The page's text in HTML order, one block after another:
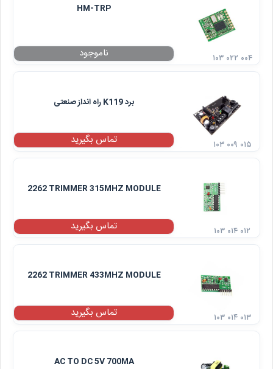
HM-TRP
۱۰۳ ۰۲۲ ۰۰۴
برد K119 راه انداز صنعتی
تماس بگیرید ۱۰۳ ۰۰۹ ۰۱۵
2262 TRIMMER 315MHZ MODULE
تماس بگیرید ۱۰۳ ۰۱۴ ۰۱۲
2262 TRIMMER 433MHZ MODULE
تماس بگیرید ۱۰۳ ۰۱۴ ۰۱۳
AC TO DC 5V 700MA